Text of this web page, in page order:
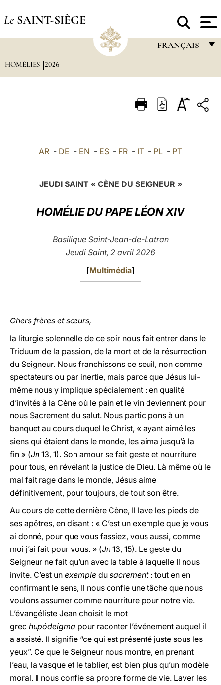
Le SAINT-SIÈGE
FRANÇAIS
ITALIANO
POLSKI
中文
LATINE
HOMÉLIES 2026
AR - DE - EN - ES - FR - IT - PL - PT
JEUDI SAINT « CÈNE DU SEIGNEUR »
HOMÉLIE DU PAPE LÉON XIV
Basilique Saint-Jean-de-Latran
Jeudi Saint, 2 avril 2026
[Multimédia]
Chers frères et sœurs,
la liturgie solennelle de ce soir nous fait entrer dans le
Triduum de la passion, de la mort et de la résurrection
du Seigneur. Nous franchissons ce seuil, non comme
spectateurs ou par inertie, mais parce que Jésus lui-
même nous y implique spécialement : en qualité
d’invités à la Cène où le pain et le vin deviennent pour
nous Sacrement du salut. Nous participons à un
banquet au cours duquel le Christ, « ayant aimé les
siens qui étaient dans le monde, les aima jusqu’à la
fin » (Jn 13, 1). Son amour se fait geste et nourriture
pour tous, en révélant la justice de Dieu. Là même où le
mal fait rage dans le monde, Jésus aime
définitivement, pour toujours, de tout son être.
Au cours de cette dernière Cène, Il lave les pieds de
ses apôtres, en disant : « C’est un exemple que je vous
ai donné, pour que vous fassiez, vous aussi, comme
moi j’ai fait pour vous. » (Jn 13, 15). Le geste du
Seigneur ne fait qu’un avec la table à laquelle Il nous
invite. C’est un exemple du sacrement: tout en en
confirmant le sens, Il nous confie une tâche que nous
voulons assumer comme nourriture pour notre vie.
L’évangéliste Jean choisit le mot
grec hupódeigma pour raconter l’événement auquel il
a assisté. Il signifie “ce qui est présenté juste sous les
yeux”. Ce que le Seigneur nous montre, en prenant
l’eau, la vasque et le tablier, est bien plus qu’un modèle
moral. Il nous confie sa propre forme de vie. Laver les